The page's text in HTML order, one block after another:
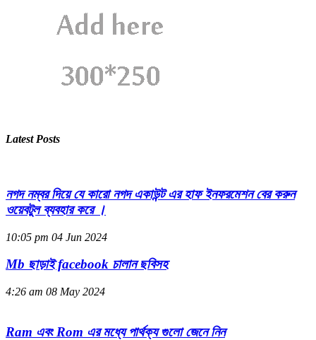
Latest Posts
নগদ নম্বর দিয়ে যে কারো নগদ একাউন্ট এর হাফ ইনফরমেশন বের করুন
ওয়েবটুল ব্যবহার করে ।
10:05 pm 04 Jun 2024
Mb ছাড়াই facebook চালান ছবিসহ
4:26 am 08 May 2024
Ram এবং Rom এর মধ্যে পার্থক্য গুলো জেনে নিন